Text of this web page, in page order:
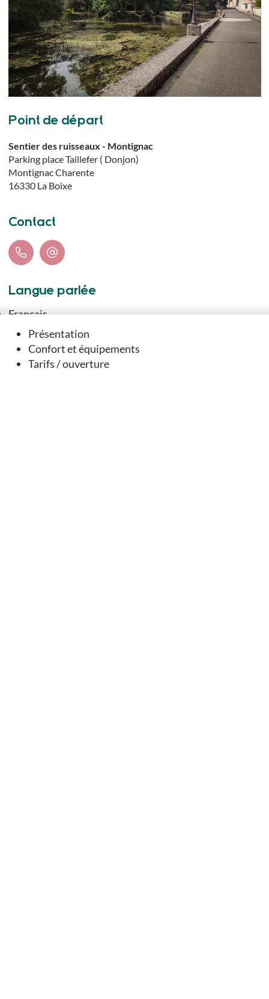
Présentation
Confort et équipements
Tarifs / ouverture
Point de départ
Sentier des ruisseaux - Montignac
Parking place Taillefer ( Donjon)
Montignac Charente
16330 La Boixe
Contact
Langue parlée
Français
Téléchargements